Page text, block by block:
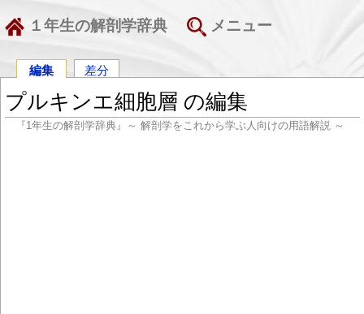
１年生の解剖学辞典 メニュー
編集 差分
プルキンエ細胞層 の編集
『1年生の解剖学辞典』～ 解剖学をこれから学ぶ人向けの用語解説 ～